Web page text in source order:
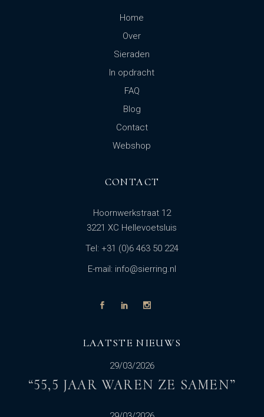
Home
Over
Sieraden
In opdracht
FAQ
Blog
Contact
Webshop
CONTACT
Hoornwerkstraat 12
3221 XC Hellevoetsluis
Tel: +31 (0)6 463 50 224
E-mail: info@sierring.nl
LAATSTE NIEUWS
29/03/2026
“55,5 JAAR WAREN ZE SAMEN”